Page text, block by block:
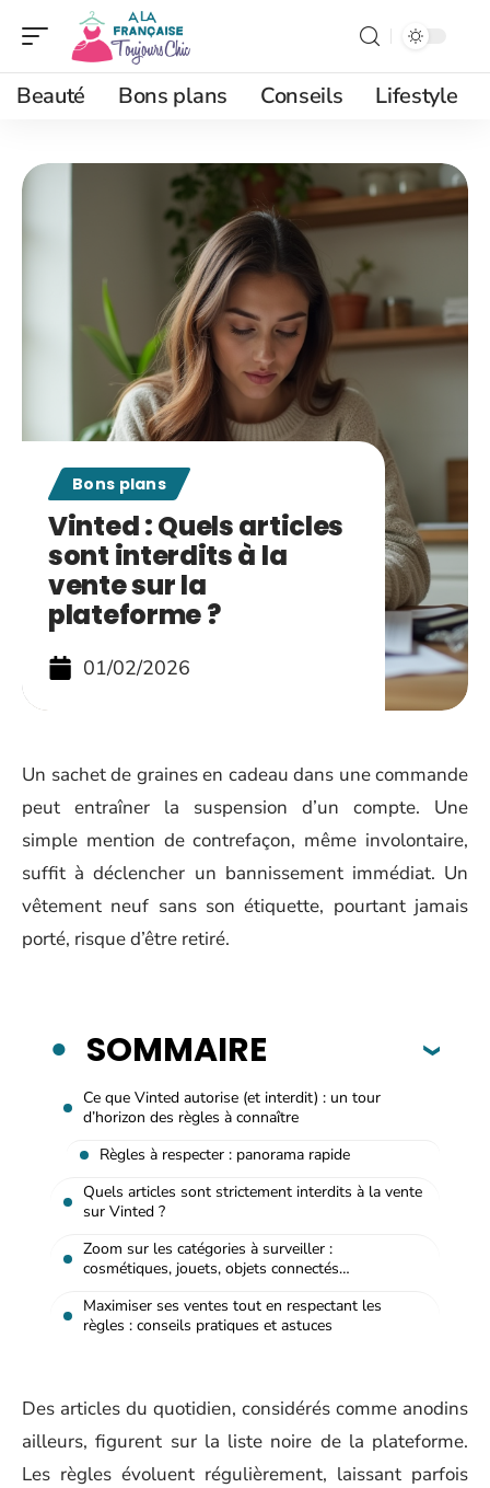
Beauté Bons plans Conseils Lifestyle
Bons plans
Vinted : Quels articles
sont interdits à la
vente sur la
plateforme ?
01/02/2026
Un sachet de graines en cadeau dans une commande
peut entraîner la suspension d’un compte. Une
simple mention de contrefaçon, même involontaire,
suffit à déclencher un bannissement immédiat. Un
vêtement neuf sans son étiquette, pourtant jamais
porté, risque d’être retiré.
SOMMAIRE
Ce que Vinted autorise (et interdit) : un tour
d’horizon des règles à connaître
Règles à respecter : panorama rapide
Quels articles sont strictement interdits à la vente
sur Vinted ?
Zoom sur les catégories à surveiller :
cosmétiques, jouets, objets connectés…
Maximiser ses ventes tout en respectant les
règles : conseils pratiques et astuces
Des articles du quotidien, considérés comme anodins
ailleurs, figurent sur la liste noire de la plateforme.
Les règles évoluent régulièrement, laissant parfois